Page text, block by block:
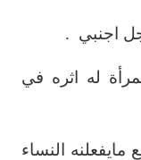
اجنبي .‏
له اثره في
النساء